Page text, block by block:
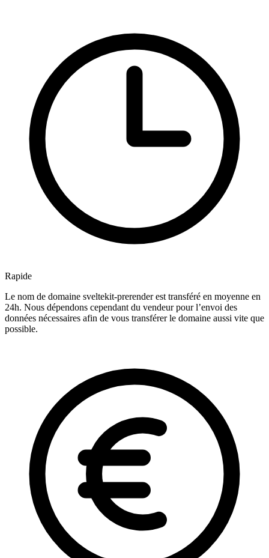
Rapide
Le nom de domaine sveltekit-prerender est transféré en moyenne en
24h. Nous dépendons cependant du vendeur pour l’envoi des
données nécessaires afin de vous transférer le domaine aussi vite que
possible.